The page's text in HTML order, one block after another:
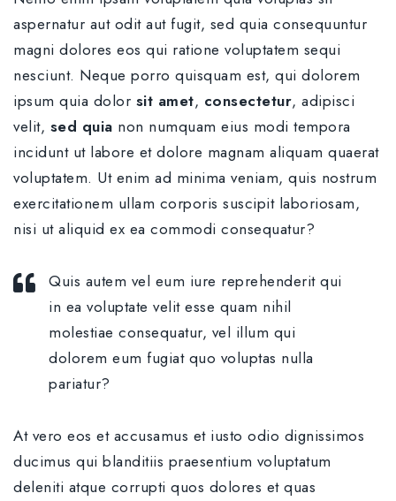
aspernatur aut odit aut fugit, sed quia consequuntur
magni dolores eos qui ratione voluptatem sequi
nesciunt. Neque porro quisquam est, qui dolorem
ipsum quia dolor sit amet, consectetur, adipisci
velit, sed quia non numquam eius modi tempora
incidunt ut labore et dolore magnam aliquam quaerat
voluptatem. Ut enim ad minima veniam, quis nostrum
exercitationem ullam corporis suscipit laboriosam,
nisi ut aliquid ex ea commodi consequatur?
Quis autem vel eum iure reprehenderit qui
in ea voluptate velit esse quam nihil
molestiae consequatur, vel illum qui
dolorem eum fugiat quo voluptas nulla
pariatur?
At vero eos et accusamus et iusto odio dignissimos
ducimus qui blanditiis praesentium voluptatum
deleniti atque corrupti quos dolores et quas